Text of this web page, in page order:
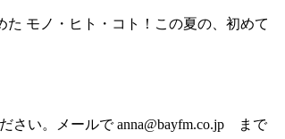
モノ・ヒト・コト！この夏の、初めて
さい。メールで anna@bayfm.co.jp まで